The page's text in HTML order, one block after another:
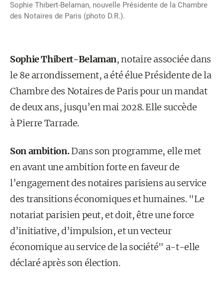
Sophie Thibert-Belaman, nouvelle Présidente de la Chambre
des Notaires de Paris (photo D.R.).
Sophie Thibert-Belaman, notaire associée dans
le 8e arrondissement, a été élue Présidente de la
Chambre des Notaires de Paris pour un mandat
de deux ans, jusqu’en mai 2028. Elle succède
à Pierre Tarrade.
Son ambition.Dans son programme, elle met
en avant une ambition forte en faveur de
l’engagement des notaires parisiens au service
des transitions économiques et humaines. "Le
notariat parisien peut, et doit, être une force
d’initiative, d’impulsion, et un vecteur
économique au service de la société" a-t-elle
déclaré après son élection.